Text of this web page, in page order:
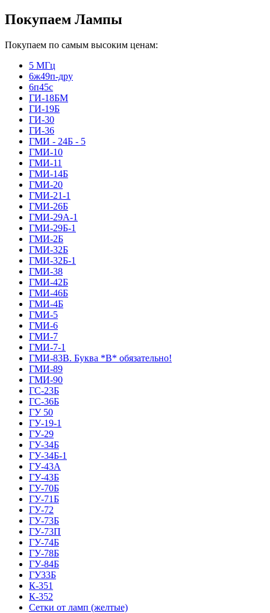
Покупаем Лампы
Покупаем по самым высоким ценам:
5 МГц
6ж49п-дру
6п45с
ГИ-18БМ
ГИ-19Б
ГИ-30
ГИ-36
ГМИ - 24Б - 5
ГМИ-10
ГМИ-11
ГМИ-14Б
ГМИ-20
ГМИ-21-1
ГМИ-26Б
ГМИ-29А-1
ГМИ-29Б-1
ГМИ-2Б
ГМИ-32Б
ГМИ-32Б-1
ГМИ-38
ГМИ-42Б
ГМИ-46Б
ГМИ-4Б
ГМИ-5
ГМИ-6
ГМИ-7
ГМИ-7-1
ГМИ-83В. Буква *В* обязательно!
ГМИ-89
ГМИ-90
ГС-23Б
ГС-36Б
ГУ 50
ГУ-19-1
ГУ-29
ГУ-34Б
ГУ-34Б-1
ГУ-43А
ГУ-43Б
ГУ-70Б
ГУ-71Б
ГУ-72
ГУ-73Б
ГУ-73П
ГУ-74Б
ГУ-78Б
ГУ-84Б
ГУ33Б
К-351
К-352
Сетки от ламп (желтые)